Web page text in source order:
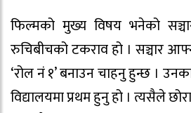
फिल्मको मुख्य विषय भनेको
रुचिबीचको टकराव हो । सञ्चार
‘रोल नं १’ बनाउन चाहनु हुन्छ ।
विद्यालयमा प्रथम हुनु हो । त्यसैले